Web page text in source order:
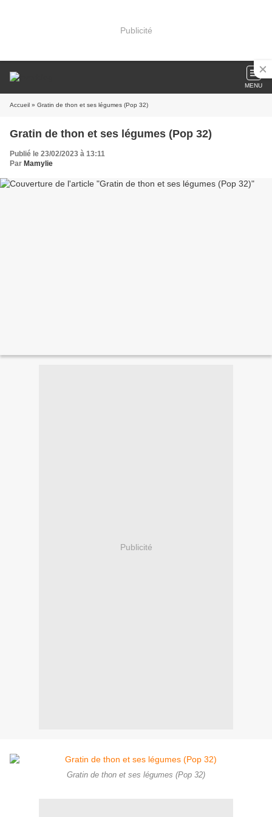
Publicité
MENU
Accueil » Gratin de thon et ses légumes (Pop 32)
Gratin de thon et ses légumes (Pop 32)
Publié le 23/02/2023 à 13:11
Par Mamylie
Publicité
Gratin de thon et ses légumes (Pop 32)